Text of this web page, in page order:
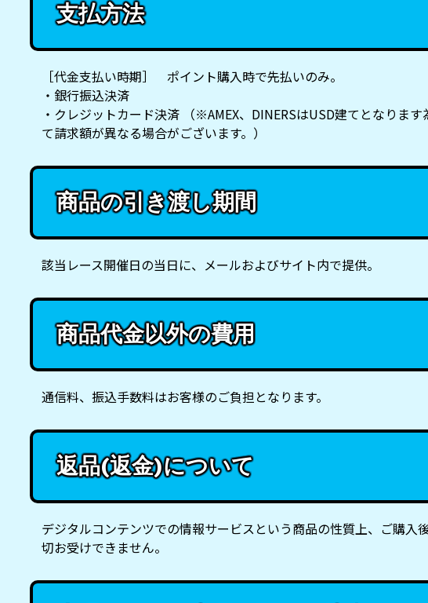
支払方法
［代金支払い時期］ ポイント購入時で先払いのみ。
・銀行振込決済
・クレジットカード決済 （※AMEX、DINERSはUSD建てとなりま
て請求額が異なる場合がございます。）
商品の引き渡し期間
該当レース開催日の当日に、メールおよびサイト内で提供。
商品代金以外の費用
通信料、振込手数料はお客様のご負担となります。
返品(返金)について
デジタルコンテンツでの情報サービスという商品の性質上、ご購入
切お受けできません。